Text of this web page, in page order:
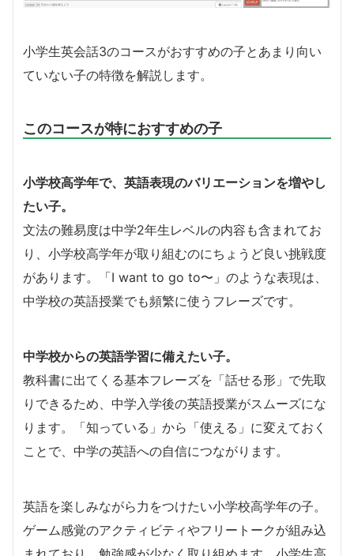
小学生英会話3のコースがおすすめの子とあまり向い
ていない子の特徴を解説します。
このコースが特におすすめの子
小学校高学年で、英語表現のバリエーションを増やし
たい子。
文法の難易度は中学2年生レベルの内容も含まれてお
り、小学校高学年が取り組むのにちょうど良い挑戦度
があります。「I want to go to〜」のような表現は、
中学校の英語授業でも頻繁に使うフレーズです。
中学校からの英語学習に備えたい子。
教科書に出てくる基本フレーズを「話せる形」で先取
りできるため、中学入学後の英語授業がスムーズにな
ります。「知っている」から「使える」に変えておく
ことで、中学の英語への自信につながります。
英語を楽しみながら力をつけたい小学校高学年の子。
ゲーム感覚のアクティビティやフリートークが組み込